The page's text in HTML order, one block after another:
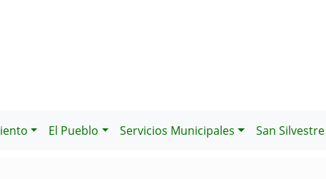
El Pueblo Servicios Municipales San